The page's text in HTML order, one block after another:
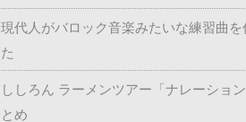
現代人がバロック音楽みたいな練習曲を
た
ししろん ラーメンツアー「ナレーショ
とめ